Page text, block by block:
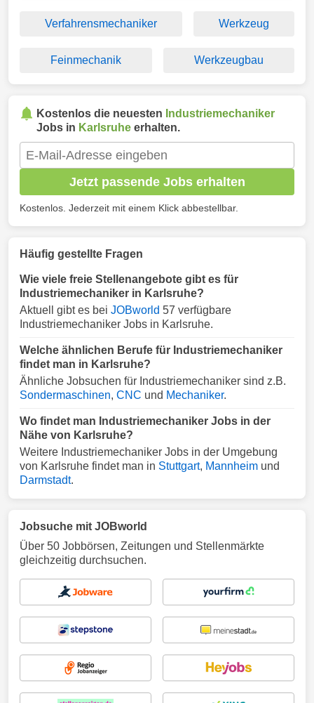
Verfahrensmechaniker Werkzeug
Feinmechanik Werkzeugbau
Kostenlos die neuesten Industriemechaniker
Jobs in Karlsruhe erhalten.
Jetzt passende Jobs erhalten
Kostenlos. Jederzeit mit einem Klick abbestellbar.
Häufig gestellte Fragen
Wie viele freie Stellenangebote gibt es für
Industriemechaniker in Karlsruhe?
Aktuell gibt es bei JOBworld 57 verfügbare
Industriemechaniker Jobs in Karlsruhe.
Welche ähnlichen Berufe für Industriemechaniker
findet man in Karlsruhe?
Ähnliche Jobsuchen für Industriemechaniker sind z.B.
Sondermaschinen, CNC und Mechaniker.
Wo findet man Industriemechaniker Jobs in der
Nähe von Karlsruhe?
Weitere Industriemechaniker Jobs in der Umgebung
von Karlsruhe findet man in Stuttgart, Mannheim und
Darmstadt.
Jobsuche mit JOBworld
Über 50 Jobbörsen, Zeitungen und Stellenmärkte
gleichzeitig durchsuchen.